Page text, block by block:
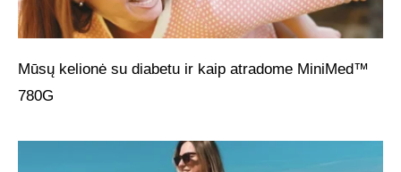
Mūsų kelionė su diabetu ir kaip atradome MiniMed™
780G